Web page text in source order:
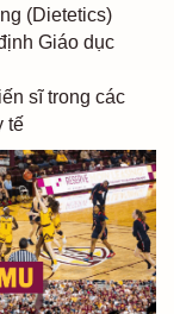
(Dietetics)
Giáo dục
sĩ trong các
tế